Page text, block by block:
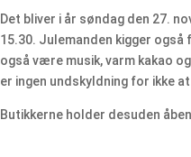
Det bliver i år søndag den 27.
15.30. Julemanden kigger
også være musik, varm kakao
er ingen undskyldning for ikke
Butikkerne holder desuden